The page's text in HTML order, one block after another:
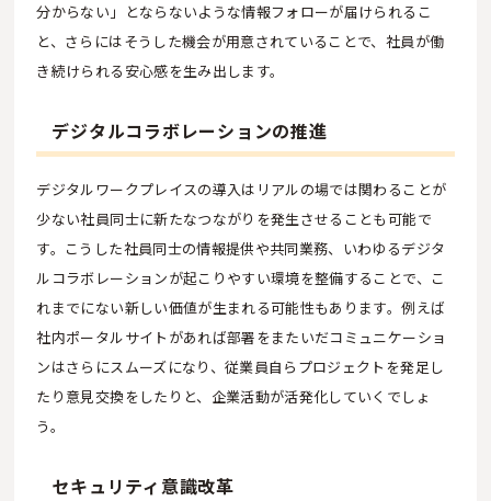
分からない」とならないような情報フォローが届けられるこ
と、さらにはそうした機会が用意されていることで、社員が働
き続けられる安心感を生み出します。
デジタルコラボレーションの推進
デジタルワークプレイスの導入はリアルの場では関わることが
少ない社員同士に新たなつながりを発生させることも可能で
す。こうした社員同士の情報提供や共同業務、いわゆるデジタ
ルコラボレーションが起こりやすい環境を整備することで、こ
れまでにない新しい価値が生まれる可能性もあります。例えば
社内ポータルサイトがあれば部署をまたいだコミュニケーショ
ンはさらにスムーズになり、従業員自らプロジェクトを発足し
たり意見交換をしたりと、企業活動が活発化していくでしょ
う。
セキュリティ意識改革